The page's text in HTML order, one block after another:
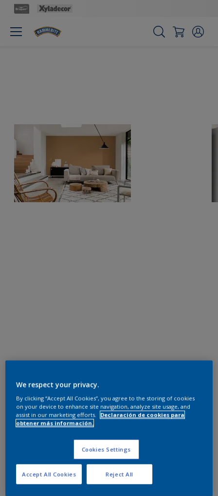
We respect your privacy.
By clicking “Accept All Cookies”, you agree to the storing of cookies
on your device to enhance site navigation, analyze site usage, and
assist in our marketing efforts.
Declaración de cookies para
obtener más información.
Cookies Settings
Reject All
Accept All Cookies